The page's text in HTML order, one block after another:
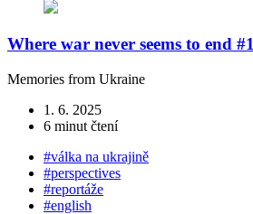
Where war never seems to end #1
Memories from Ukraine
1. 6. 2025
6 minut čtení
#válka na ukrajině
#perspectives
#reportáže
#english